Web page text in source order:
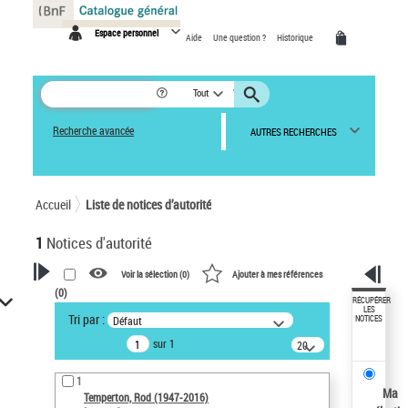
Espace personnel Aide Une question ? Historique
Tout
Recherche avancée AUTRES RECHERCHES
Accueil Liste de notices d’autorité
1 Notices d'autorité
VOTRE RECHERCHE
Recherche avancée dans les
notices d’autorité
Œuvres liées à l'auteur :
Temperton, Rod (1947-2016)
Voir la sélection (0) Ajouter à mes références
(0)
Tri par : Défaut
sur 1
20
résultats/page
1
Temperton, Rod (1947-2016)
RÉCUPÉRER
LES
NOTICES
Ma
Panneau de gestion des cookies